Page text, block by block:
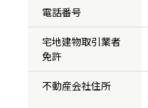
電話番号
宅地建物取引業者
免許
不動産会社住所